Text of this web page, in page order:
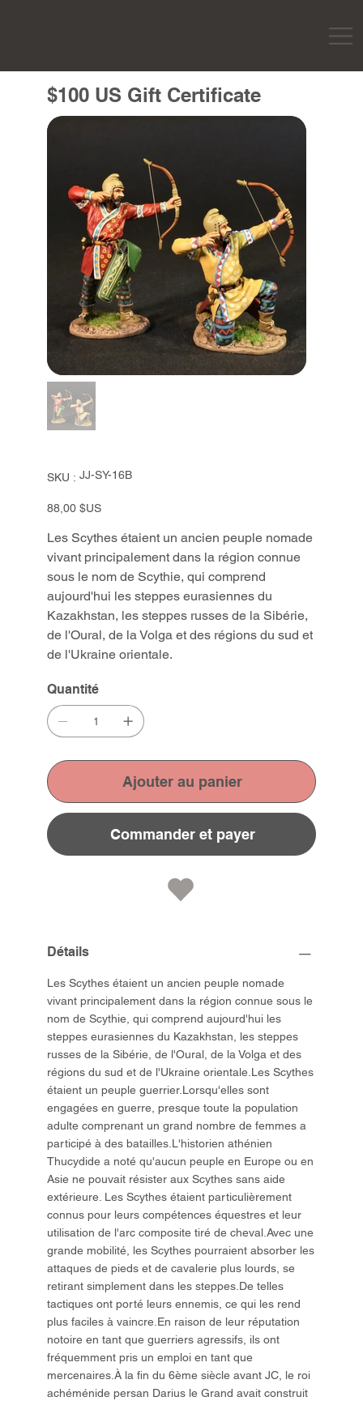
$100 US Gift Certificate
SKU :
SKU
JJ-
JJ-SY-16B
Prix
88,00 $US
Les Scythes étaient un ancien peuple nomade
vivant principalement dans la région connue
sous le nom de Scythie, qui comprend
aujourd'hui les steppes eurasiennes du
Kazakhstan, les steppes russes de la Sibérie,
de l'Oural, de la Volga et des régions du sud et
de l'Ukraine orientale.
Quantité
Ajouter au panier
Commander et payer
Détails
Les Scythes étaient un ancien peuple nomade
vivant principalement dans la région connue sous le
nom de Scythie, qui comprend aujourd'hui les
steppes eurasiennes du Kazakhstan, les steppes
russes de la Sibérie, de l'Oural, de la Volga et des
régions du sud et de l'Ukraine orientale.Les Scythes
étaient un peuple guerrier.Lorsqu'elles sont
engagées en guerre, presque toute la population
adulte comprenant un grand nombre de femmes a
participé à des batailles.L'historien athénien
Thucydide a noté qu'aucun peuple en Europe ou en
Asie ne pouvait résister aux Scythes sans aide
extérieure. Les Scythes étaient particulièrement
connus pour leurs compétences équestres et leur
utilisation de l'arc composite tiré de cheval.Avec une
grande mobilité, les Scythes pourraient absorber les
attaques de pieds et de cavalerie plus lourds, se
retirant simplement dans les steppes.De telles
tactiques ont porté leurs ennemis, ce qui les rend
plus faciles à vaincre.En raison de leur réputation
notoire en tant que guerriers agressifs, ils ont
fréquemment pris un emploi en tant que
mercenaires.À la fin du 6ème siècle avant JC, le roi
achéménide persan Darius le Grand avait construit